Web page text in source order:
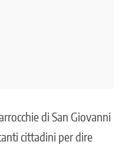
di San Giovanni
cittadini per dire